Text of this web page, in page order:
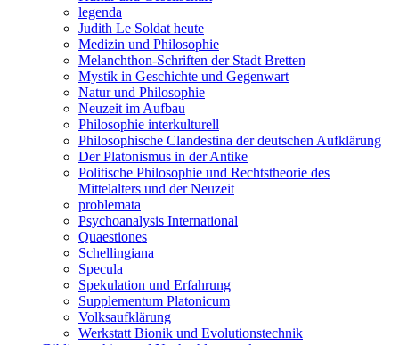
legenda
Judith Le Soldat heute
Medizin und Philosophie
Melanchthon-Schriften der Stadt Bretten
Mystik in Geschichte und Gegenwart
Natur und Philosophie
Neuzeit im Aufbau
Philosophie interkulturell
Philosophische Clandestina der deutschen Aufklärung
Der Platonismus in der Antike
Politische Philosophie und Rechtstheorie des
Mittelalters und der Neuzeit
problemata
Psychoanalysis International
Quaestiones
Schellingiana
Specula
Spekulation und Erfahrung
Supplementum Platonicum
Volksaufklärung
Werkstatt Bionik und Evolutionstechnik